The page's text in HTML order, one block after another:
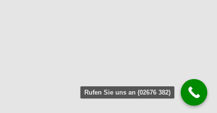
Rufen Sie uns an (02676 382)